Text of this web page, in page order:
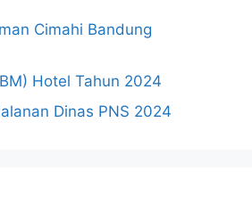
Cimahi Bandung
Hotel Tahun 2024
Dinas PNS 2024